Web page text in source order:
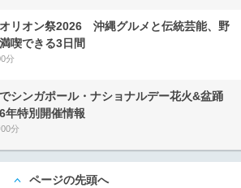
リオン祭2026 沖縄グルメと伝統芸能、野
喫できる3日間
分
シンガポール・ナショナルデー花火&盆踊
年特別開催情報
分
ページの先頭へ